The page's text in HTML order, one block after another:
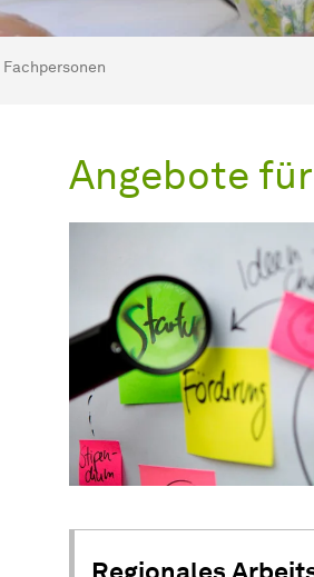
hier:
Fachpersonen
Angebote